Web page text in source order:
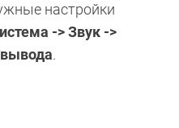
настройки
-> Звук ->
.